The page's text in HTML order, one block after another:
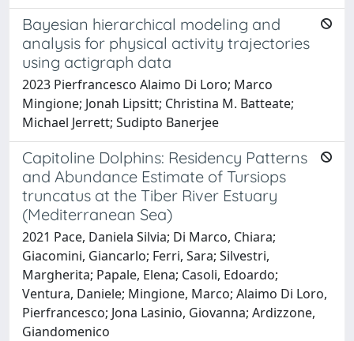
Bayesian hierarchical modeling and
analysis for physical activity trajectories
using actigraph data
2023 Pierfrancesco Alaimo Di Loro; Marco
Mingione; Jonah Lipsitt; Christina M. Batteate;
Michael Jerrett; Sudipto Banerjee
Capitoline Dolphins: Residency Patterns
and Abundance Estimate of Tursiops
truncatus at the Tiber River Estuary
(Mediterranean Sea)
2021 Pace, Daniela Silvia; Di Marco, Chiara;
Giacomini, Giancarlo; Ferri, Sara; Silvestri,
Margherita; Papale, Elena; Casoli, Edoardo;
Ventura, Daniele; Mingione, Marco; Alaimo Di Loro,
Pierfrancesco; Jona Lasinio, Giovanna; Ardizzone,
Giandomenico